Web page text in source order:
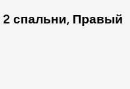
2 спальни, Правый